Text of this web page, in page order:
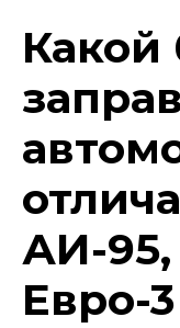
Какой
АИ-
Евро-